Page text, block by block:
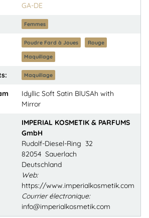
GA-DE
Femmes
Poudre Fard à Joues Rouge
Maquillage
Maquillage
Idyllic Soft Satin BlUSAh with
Mirror
IMPERIAL KOSMETIK & PARFUMS
GmbH
Rudolf-Diesel-Ring 32
82054 Sauerlach
Deutschland
Web:
https://www.imperialkosmetik.com
Courrier électronique:
info@imperialkosmetik.com